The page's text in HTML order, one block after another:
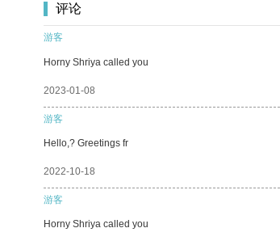
评论
游客
Horny Shriya called you
2023-01-08
游客
Hello,? Greetings fr
2022-10-18
游客
Horny Shriya called you